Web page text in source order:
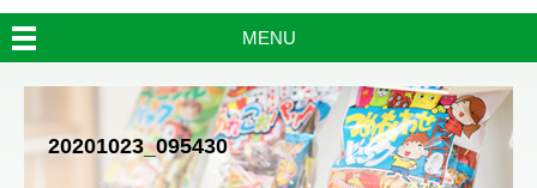
MENU
20201023_095430